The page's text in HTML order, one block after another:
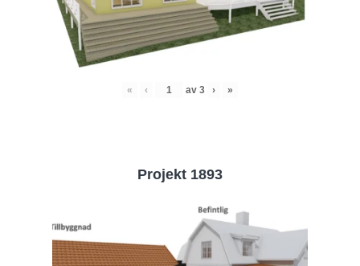
« ‹ av 3 › »
Projekt 1893